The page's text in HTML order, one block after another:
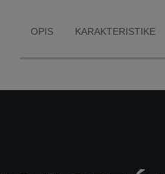
OPIS KARAKTERISTIKE